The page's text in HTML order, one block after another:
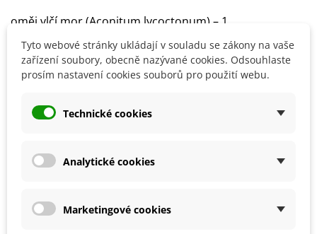
oměj vlčí mor (Aconitum lycoctonum) – 1
orlíček obecný Aquilegia vulgaris) – 2
prvosenka jarní (Primula veris) – 1
pryskyřník platanolistý (Ranunculus platanifolius) – 0,5
rdesno hadí kořen (Bistorta officinalis) – 8
silenka dvoudomá (Silene dioica) – 3
Tyto webové stránky ukládají v souladu se zákony na vaše
zařízení soubory, obecně nazývané cookies. Odsouhlaste
prosím nastavení cookies souborů pro použití webu.
Technické cookies
Analytické cookies
Marketingové cookies